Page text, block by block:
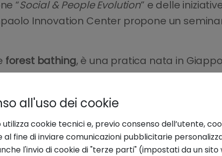
“Social & People Evolution” e delle
Innovation Center propone un
forest bathing, è una pratica nata in
con il “verde” ha effetti positivi
può agire anche sul cervello, sebbene i
- in collaborazione con la Clinica
Superiore di Sanità - studiano gli effetti
comprenderne i meccanismi cellulari,
all'uso dei cookie
cookie tecnici e, previo consenso dell’utente,
al fine di inviare comunicazioni pubblicitarie
l'invio di cookie di "terze parti" (impostati da un sito